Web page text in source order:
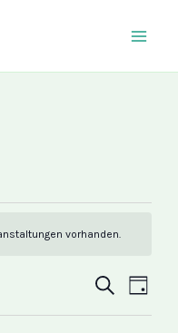
vorhanden.
Suche
Tag